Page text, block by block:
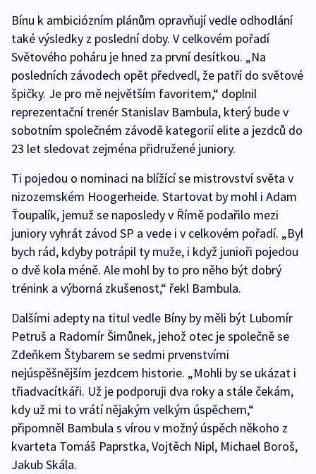
Bínu k ambiciózním plánům opravňují vedle odhodlání
také výsledky z poslední doby. V celkovém pořadí
Světového poháru je hned za první desítkou. „Na
posledních závodech opět předvedl, že patří do světové
špičky. Je pro mě největším favoritem,“ doplnil
reprezentační trenér Stanislav Bambula, který bude v
sobotním společném závodě kategorií elite a jezdců do
23 let sledovat zejména přidružené juniory.
Ti pojedou o nominaci na blížící se mistrovství světa v
nizozemském Hoogerheide. Startovat by mohl i Adam
Ťoupalík, jemuž se naposledy v Římě podařilo mezi
juniory vyhrát závod SP a vede i v celkovém pořadí. „Byl
bych rád, kdyby potrápil ty muže, i když junioři pojedou
o dvě kola méně. Ale mohl by to pro něho být dobrý
trénink a výborná zkušenost,“ řekl Bambula.
Dalšími adepty na titul vedle Bíny by měli být Lubomír
Petruš a Radomír Šimůnek, jehož otec je společně se
Zdeňkem Štybarem se sedmi prvenstvími
nejúspěšnějším jezdcem historie. „Mohli by se ukázat i
třiadvacítkáři. Už je podporuji dva roky a stále čekám,
kdy už mi to vrátí nějakým velkým úspěchem,“
připomněl Bambula s vírou v možný úspěch někoho z
kvarteta Tomáš Paprstka, Vojtěch Nipl, Michael Boroš,
Jakub Skála.